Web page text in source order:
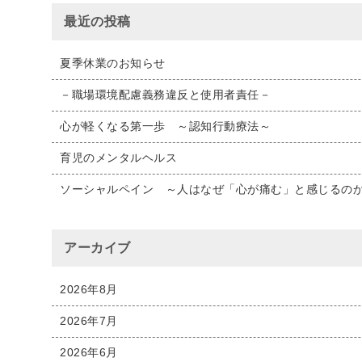
最近の投稿
夏季休業のお知らせ
－職場環境配慮義務違反と使用者責任－
心が軽くなる第一歩 ～認知行動療法～
育児のメンタルヘルス
ソーシャルペイン ～人はなぜ「心が痛む」と感じる
アーカイブ
2026年8月
2026年7月
2026年6月